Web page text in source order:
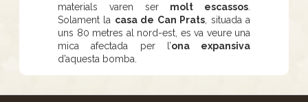
materials varen ser molt escassos
Solament la casa de Can Prats , situada a
uns 80 metres al nord-est, es va veure una
mica afectada per l’ona expansiva
d’aquesta bomba.